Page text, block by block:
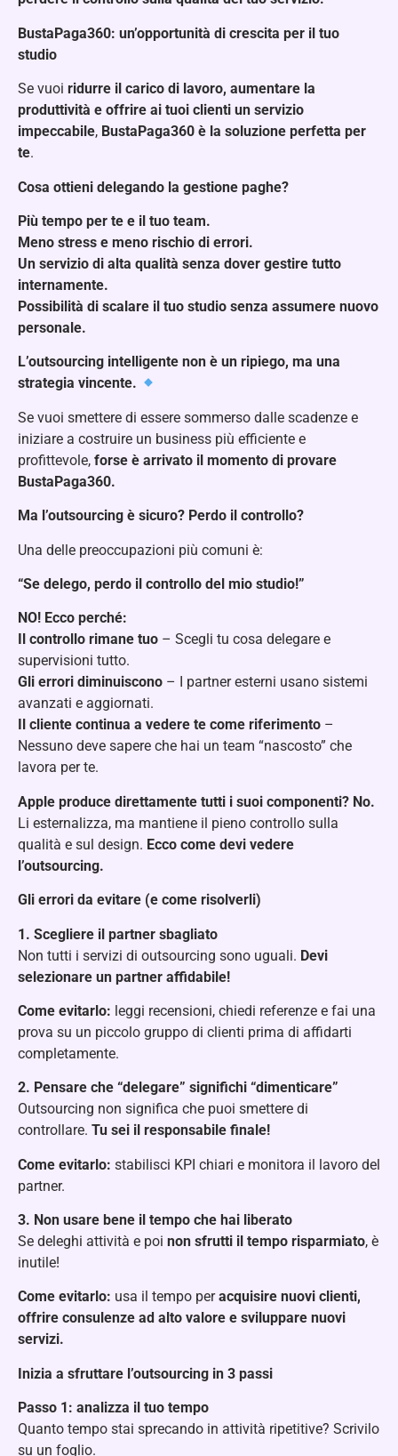
BustaPaga360: un’opportunità di crescita per il tuo
studio
Se vuoi ridurre il carico di lavoro, aumentare la
produttività e offrire ai tuoi clienti un servizio
impeccabile, BustaPaga360 è la soluzione perfetta per
te.
Cosa ottieni delegando la gestione paghe?
Più tempo per te e il tuo team.
Meno stress e meno rischio di errori.
Un servizio di alta qualità senza dover gestire tutto
internamente.
Possibilità di scalare il tuo studio senza assumere nuovo
personale.
L’outsourcing intelligente non è un ripiego, ma una
strategia vincente.
Se vuoi smettere di essere sommerso dalle scadenze e
iniziare a costruire un business più efficiente e
profittevole, forse è arrivato il momento di provare
BustaPaga360.
Ma l’outsourcing è sicuro? Perdo il controllo?
Una delle preoccupazioni più comuni è:
“Se delego, perdo il controllo del mio studio!”
NO! Ecco perché:
Il controllo rimane tuo – Scegli tu cosa delegare e
supervisioni tutto.
Gli errori diminuiscono – I partner esterni usano sistemi
avanzati e aggiornati.
Il cliente continua a vedere te come riferimento –
Nessuno deve sapere che hai un team “nascosto” che
lavora per te.
Apple produce direttamente tutti i suoi componenti? No.
Li esternalizza, ma mantiene il pieno controllo sulla
qualità e sul design. Ecco come devi vedere
l’outsourcing.
Gli errori da evitare (e come risolverli)
1. Scegliere il partner sbagliato
Non tutti i servizi di outsourcing sono uguali. Devi
selezionare un partner affidabile!
Come evitarlo: leggi recensioni, chiedi referenze e fai una
prova su un piccolo gruppo di clienti prima di affidarti
completamente.
2. Pensare che “delegare” significhi “dimenticare”
Outsourcing non significa che puoi smettere di
controllare. Tu sei il responsabile finale!
Come evitarlo: stabilisci KPI chiari e monitora il lavoro del
partner.
3. Non usare bene il tempo che hai liberato
Se deleghi attività e poi non sfrutti il tempo risparmiato, è
inutile!
Come evitarlo: usa il tempo peracquisire nuovi clienti,
offrire consulenze ad alto valore e sviluppare nuovi
servizi.
Inizia a sfruttare l’outsourcing in 3 passi
Passo 1: analizza il tuo tempo
Quanto tempo stai sprecando in attività ripetitive? Scrivilo
su un foglio.